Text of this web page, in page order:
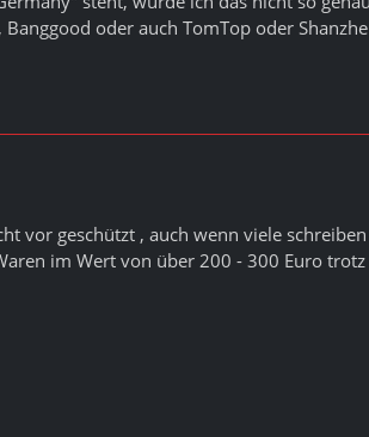
oder auch TomTop oder
vor geschützt , auch wenn viele
im Wert von über 200 - 300 Euro